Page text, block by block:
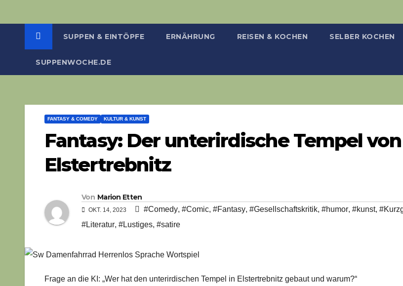
SUPPEN & EINTÖPFE ERNÄHRUNG REISEN & KOCHEN SELBER KOCHEN
SUPPENWOCHE.DE
FANTASY & COMEDY KULTUR & KUNST
Fantasy: Der unterirdische Tempel von
Elstertrebnitz
Von Marion Etten
OKT. 14, 2023 #Comedy, #Comic, #Fantasy, #Gesellschaftskritik, #humor, #kunst,
#Literatur, #Lustiges, #satire
Frage an die KI: „Wer hat den unterirdischen Tempel in Elstertrebnitz gebaut und warum?“